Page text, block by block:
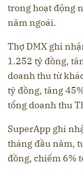
trong hoạt động
năm ngoái.
Thợ DMX ghi
1.252 tỷ đồng,
doanh thu từ
tỷ đồng, tăng
tổng doanh thu
SuperApp ghi
tháng đầu năm,
đồng, chiếm 6%